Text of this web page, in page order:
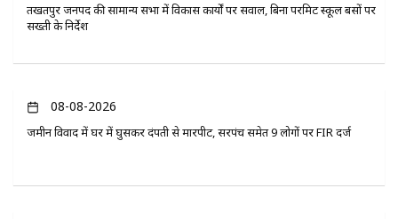
तखतपुर जनपद की सामान्य सभा में विकास कार्यों पर सवाल, बिना परमिट स्कूल बसों पर
सख्ती के निर्देश
08-08-2026
जमीन विवाद में घर में घुसकर दंपती से मारपीट, सरपंच समेत 9 लोगों पर FIR दर्ज